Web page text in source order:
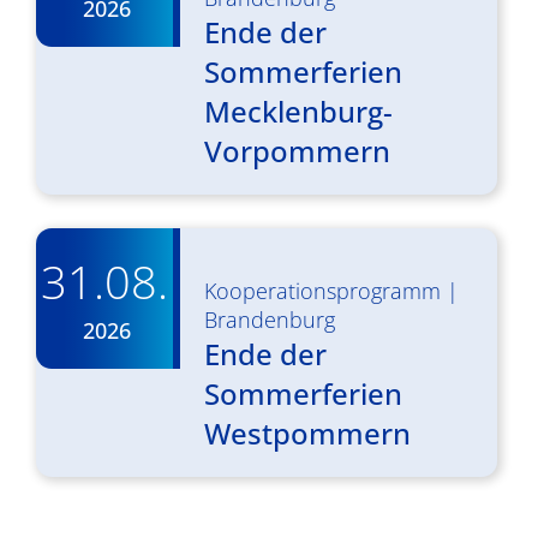
2026
Ende der
Sommerferien
Mecklenburg-
Vorpommern
31.08.
2026
Kooperationsprogramm |
Brandenburg
Ende der
Sommerferien
Westpommern